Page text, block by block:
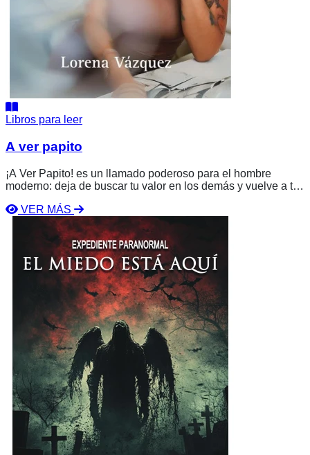
Libros para leer
A ver papito
¡A Ver Papito! es un llamado poderoso para el hombre
moderno: deja de buscar tu valor en los demás y vuelve a ti.
propósito y a poner tu energía donde realmente importa: en ti
VER MÁS
Miedo
Está